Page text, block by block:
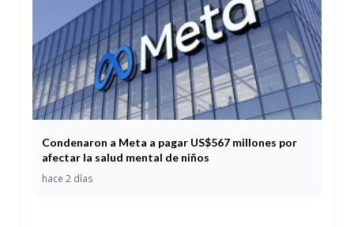
Condenaron a Meta a pagar US$567 millones por
afectar la salud mental de niños
hace 2 días